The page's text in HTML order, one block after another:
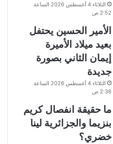
الثلاثاء 4 أغسطس 2026 الساعة
2:52 ص
الأمير الحسين يحتفل
بعيد ميلاد الأميرة
إيمان الثاني بصورة
جديدة
الثلاثاء 4 أغسطس 2026 الساعة
2:36 ص
ما حقيقة انفصال كريم
بنزيما والجزائرية لينا
خضري؟